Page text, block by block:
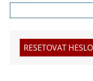
RESETOVAT HESLO